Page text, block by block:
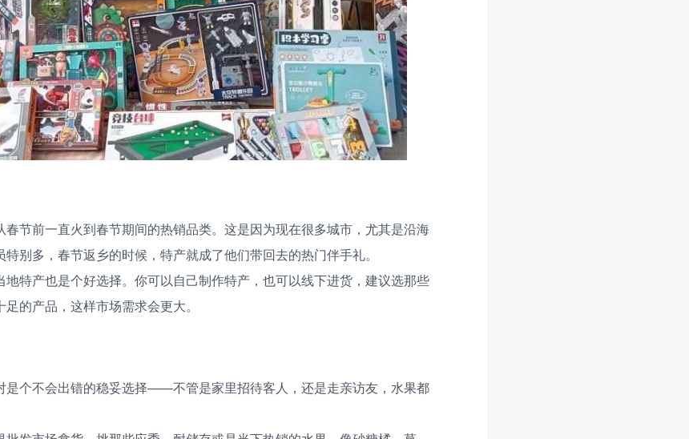
春节前一直火到春节期间的热销品类。这是因为现在很多城市，尤其是沿海
别多，春节返乡的时候，特产就成了他们带回去的热门伴手礼。
地特产也是个好选择。你可以自己制作特产，也可以线下进货，建议选那些
的产品，这样市场需求会更大。
是个不会出错的稳妥选择——不管是家里招待客人，还是走亲访友，水果都